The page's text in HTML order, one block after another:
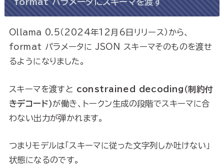
Ollama 0.5（2024年12月6日リリース）から、
format パラメータに JSON スキーマそのものを渡せ
るようになりました。
スキーマを渡すと constrained decoding（制約付
きデコード）が働き、トークン生成の段階でスキーマに合
わない出力が弾かれます。
つまりモデルは「スキーマに従った文字列しか吐けない」
状態になるのです。